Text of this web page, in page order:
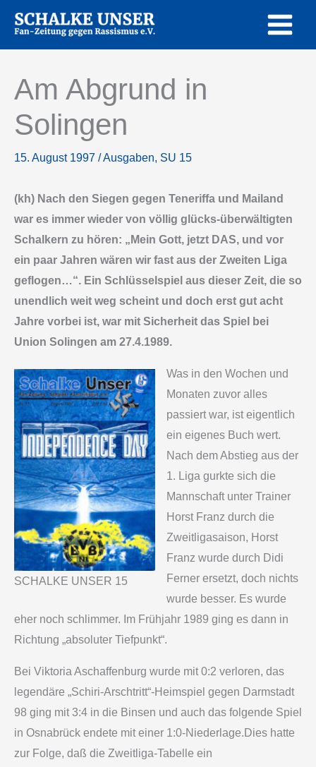
Inhalt
springen
Am Abgrund in
Solingen
15. August 1997 /Ausgaben, SU 15
(kh) Nach den Siegen gegen Teneriffa und Mailand
war es immer wieder von völlig glücks-überwältigten
Schalkern zu hören: „Mein Gott, jetzt DAS, und vor
ein paar Jahren wären wir fast aus der Zweiten Liga
geflogen…“. Ein Schlüsselspiel aus dieser Zeit, die so
unendlich weit weg scheint und doch erst gut acht
Jahre vorbei ist, war mit Sicherheit das Spiel bei
Union Solingen am 27.4.1989.
SCHALKE UNSER 15
Was in den Wochen und
Monaten zuvor alles
passiert war, ist eigentlich
ein eigenes Buch wert.
Nach dem Abstieg aus der
1. Liga gurkte sich die
Mannschaft unter Trainer
Horst Franz durch die
Zweitligasaison, Horst
Franz wurde durch Didi
Ferner ersetzt, doch nichts
wurde besser. Es wurde
eher noch schlimmer. Im Frühjahr 1989 ging es dann in
Richtung „absoluter Tiefpunkt“.
Bei Viktoria Aschaffenburg wurde mit 0:2 verloren, das
legendäre „Schiri-Arschtritt“-Heimspiel gegen Darmstadt
98 ging mit 3:4 in die Binsen und auch das folgende Spiel
in Osnabrück endete mit einer 1:0-Niederlage.Dies hatte
zur Folge, daß die Zweitliga-Tabelle ein